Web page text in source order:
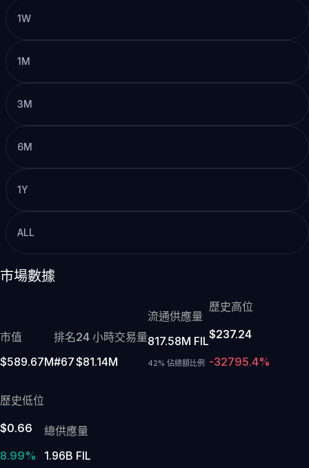
1W
1M
3M
6M
1Y
ALL
市場數據
市值
$589.67M
排名
#67
24 小時交易量
$81.14M
流通供應量
817.58M FIL
42% 佔總額比例
歷史高位
$237.24
-32795.4%
歷史低位
$0.66
8.99%
總供應量
1.96B FIL